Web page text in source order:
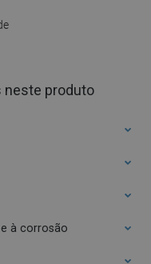
neste produto
à corrosão